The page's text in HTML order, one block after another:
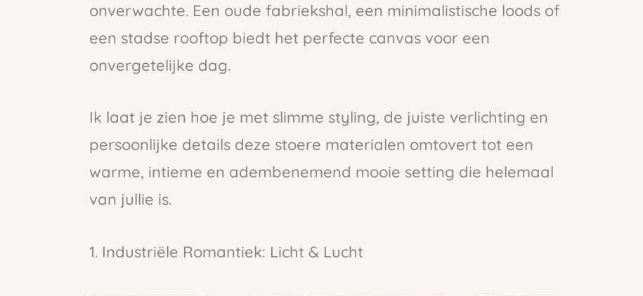
onverwachte. Een oude fabriekshal, een minimalistische loods of
een stadse rooftop biedt het perfecte canvas voor een
onvergetelijke dag.
Ik laat je zien hoe je met slimme styling, de juiste verlichting en
persoonlijke details deze stoere materialen omtovert tot een
warme, intieme en adembenemend mooie setting die helemaal
van jullie is.
1. Industriële Romantiek: Licht & Lucht